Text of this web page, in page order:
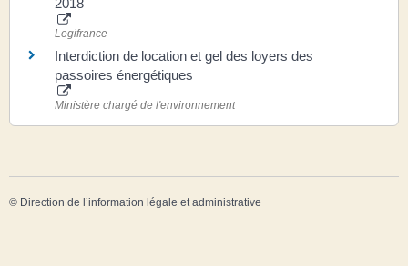
Legifrance
Interdiction de location et gel des loyers des
passoires énergétiques
Ministère chargé de l'environnement
© Direction de l’information légale et administrative